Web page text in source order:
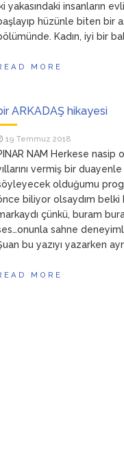
yakasındaki insanların
hüzünle biten bir
Kadın, iyi bir
MORE
ARKADAŞ hikayesi
19 Temmuz 2018
NAM Herkese nasip
vermiş bir
olduğumu
biliyor olsaydım belki
çünkü, buram
sahne
bu yazıyı yazarken
MORE